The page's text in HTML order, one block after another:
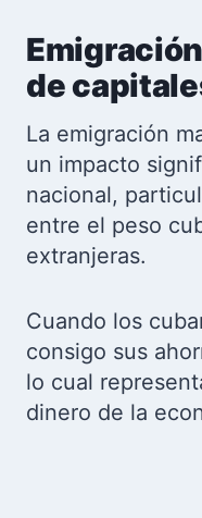
de
La emigración
un impacto
nacional,
entre el peso
extranjeras.
Cuando los
consigo sus
lo cual
dinero de la